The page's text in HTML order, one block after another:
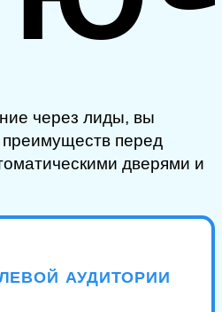
через лиды, вы
перед
дверями и
АУДИТОРИИ